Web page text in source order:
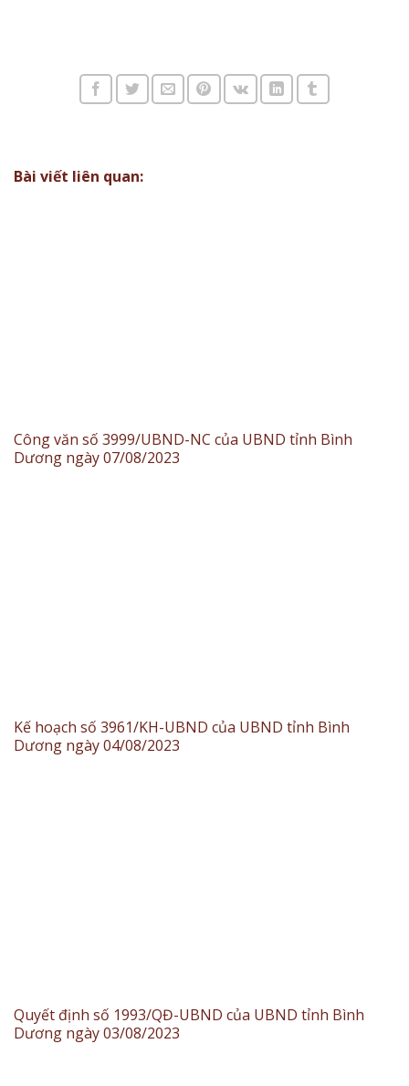
Bài viết liên quan:
Công văn số 3999/UBND-NC của UBND tỉnh Bình
Dương ngày 07/08/2023
Kế hoạch số 3961/KH-UBND của UBND tỉnh Bình
Dương ngày 04/08/2023
Quyết định số 1993/QĐ-UBND của UBND tỉnh Bình
Dương ngày 03/08/2023